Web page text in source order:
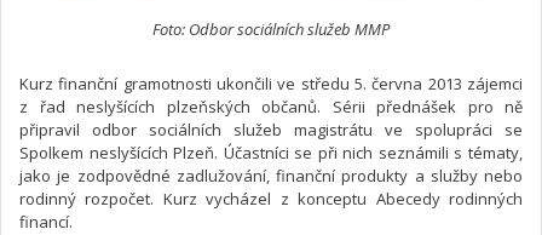
Foto: Odbor sociálních služeb MMP
Kurz finanční gramotnosti ukončili ve středu 5. června 2013 zájemci
z řad neslyšících plzeňských občanů. Sérii přednášek pro ně
připravil odbor sociálních služeb magistrátu ve spolupráci se
Spolkem neslyšících Plzeň. Účastníci se při nich seznámili s tématy,
jako je zodpovědné zadlužování, finanční produkty a služby nebo
rodinný rozpočet. Kurz vycházel z konceptu Abecedy rodinných
financí.